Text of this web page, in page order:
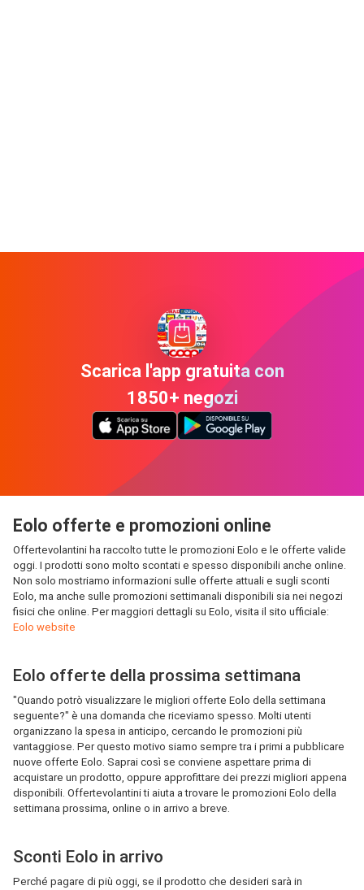
Scarica l'app gratuita con
1850+ negozi
Eolo offerte e promozioni online
Offertevolantini ha raccolto tutte le promozioni Eolo e le offerte valide
oggi. I prodotti sono molto scontati e spesso disponibili anche online.
Non solo mostriamo informazioni sulle offerte attuali e sugli sconti
Eolo, ma anche sulle promozioni settimanali disponibili sia nei negozi
fisici che online. Per maggiori dettagli su Eolo, visita il sito ufficiale:
Eolo website
Eolo offerte della prossima settimana
"Quando potrò visualizzare le migliori offerte Eolo della settimana
seguente?" è una domanda che riceviamo spesso. Molti utenti
organizzano la spesa in anticipo, cercando le promozioni più
vantaggiose. Per questo motivo siamo sempre tra i primi a pubblicare
nuove offerte Eolo. Saprai così se conviene aspettare prima di
acquistare un prodotto, oppure approfittare dei prezzi migliori appena
disponibili. Offertevolantini ti aiuta a trovare le promozioni Eolo della
settimana prossima, online o in arrivo a breve.
Sconti Eolo in arrivo
Perché pagare di più oggi, se il prodotto che desideri sarà in